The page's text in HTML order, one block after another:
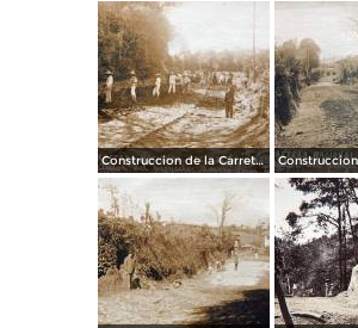
Construccion de la Carretera Nacional entre Teziutlán, Puebla a Nautla Veracruz autor del proyecto Moises Posos Tapia.